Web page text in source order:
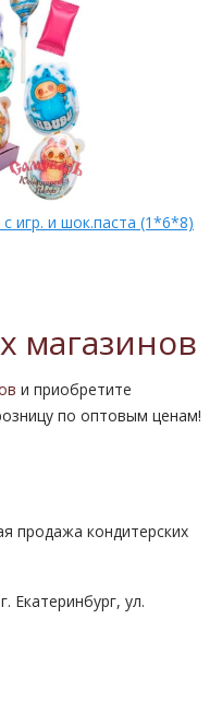
игр. и шок.паста (1*6*8)
магазинов
и приобретите
по оптовым ценам!
продажа кондитерских
Екатеринбург, ул.